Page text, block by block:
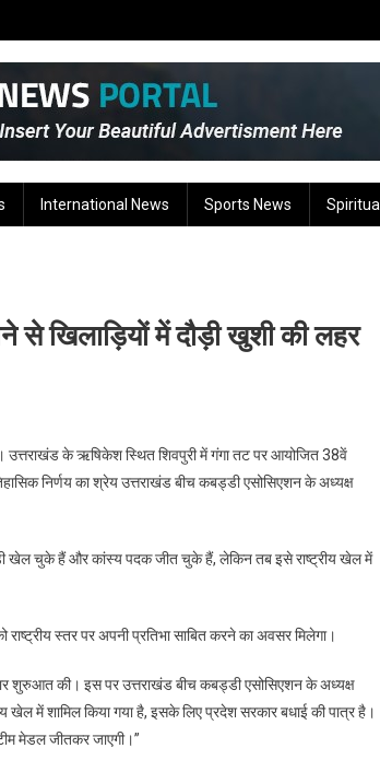
International News Sports News Spiritual
से खिलाड़ियों में दौड़ी खुशी की लहर
उत्तराखंड के ऋषिकेश स्थित शिवपुरी में गंगा तट पर आयोजित 38वें
निर्णय का श्रेय उत्तराखंड बीच कबड्डी एसोसिएशन के अध्यक्ष
खेल चुके हैं और कांस्य पदक जीत चुके हैं, लेकिन तब इसे राष्ट्रीय खेल में
स्तर पर अपनी प्रतिभा साबित करने का अवसर मिलेगा।
शुरुआत की। इस पर उत्तराखंड बीच कबड्डी एसोसिएशन के अध्यक्ष
खेल में शामिल किया गया है, इसके लिए प्रदेश सरकार बधाई की पात्र है।
मेडल जीतकर जाएगी।”